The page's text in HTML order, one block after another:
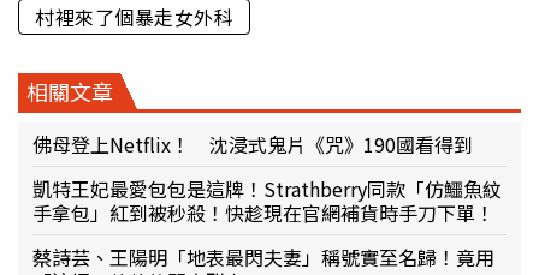
村裡來了個暴走女外科
相關文章
佛母登上Netflix！ 沈浸式鬼片《咒》190國看得到
凱特王妃最愛包包是這牌！Strathberry同款「仿鱷魚紋
手拿包」紅到被秒殺！快趁現在官網補貨時手刀下單！
蔡詩芸、王陽明「地表最閃夫妻」稱號實至名歸！竟用